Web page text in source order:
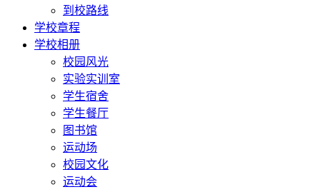
到校路线
学校章程
学校相册
校园风光
实验实训室
学生宿舍
学生餐厅
图书馆
运动场
校园文化
运动会